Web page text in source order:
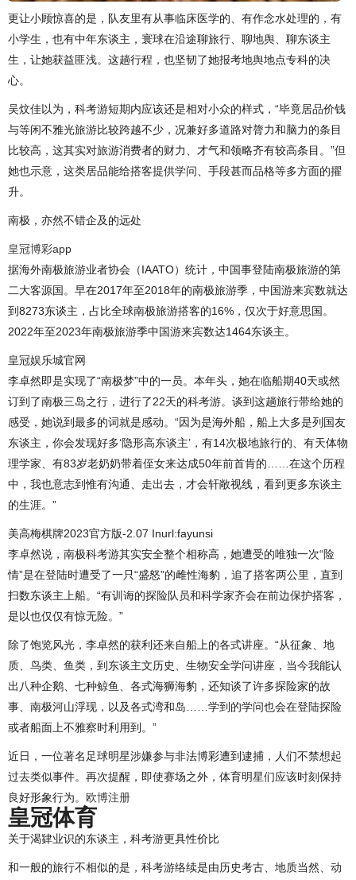
更让小顾惊喜的是，队友里有从事临床医学的、有作念水处理的，有
小学生，也有中年东谈主，寰球在沿途聊旅行、聊地舆、聊东谈主
生，让她获益匪浅。这趟行程，也坚韧了她报考地舆地点专科的决
心。
吴炆佳以为，科考游短期内应该还是相对小众的样式，“毕竟居品价钱
与等闲不雅光旅游比较跨越不少，况兼好多道路对膂力和脑力的条目
比较高，这其实对旅游消费者的财力、才气和领略齐有较高条目。”但
她也示意，这类居品能给搭客提供学问、手段甚而品格等多方面的擢
升。
南极，亦然不错企及的远处
皇冠博彩app
据海外南极旅游业者协会（IAATO）统计，中国事登陆南极旅游的第
二大客源国。早在2017年至2018年的南极旅游季，中国游来宾数就达
到8273东谈主，占比全球南极旅游搭客的16%，仅次于好意思国。
2022年至2023年南极旅游季中国游来宾数达1464东谈主。
皇冠娱乐城官网
李卓然即是实现了“南极梦”中的一员。本年头，她在临船期40天或然
订到了南极三岛之行，进行了22天的科考游。谈到这趟旅行带给她的
感受，她说到最多的词就是感动。“因为是海外船，船上大多是列国友
东谈主，你会发现好多‘隐形高东谈主’，有14次极地旅行的、有天体物
理学家、有83岁老奶奶带着侄女来达成50年前首肯的……在这个历程
中，我也意志到惟有沟通、走出去，才会轩敞视线，看到更多东谈主
的生涯。”
美高梅棋牌2023官方版-2.07 Inurl:fayunsi
李卓然说，南极科考游其实安全整个相称高，她遭受的唯独一次“险
情”是在登陆时遭受了一只“盛怒”的雌性海豹，追了搭客两公里，直到
扫数东谈主上船。“有训诲的探险队员和科学家齐会在前边保护搭客，
是以也仅仅有惊无险。”
除了饱览风光，李卓然的获利还来自船上的各式讲座。“从征象、地
质、鸟类、鱼类，到东谈主文历史、生物安全学问讲座，当今我能认
出八种企鹅、七种鲸鱼、各式海狮海豹，还知谈了许多探险家的故
事、南极河山浮现，以及各式湾和岛……学到的学问也会在登陆探险
或者船面上不雅察时利用到。”
近日，一位著名足球明星涉嫌参与非法博彩遭到逮捕，人们不禁想起
过去类似事件。再次提醒，即使赛场之外，体育明星们应该时刻保持
良好形象行为。 欧博注册
皇冠体育
关于渴肄业识的东谈主，科考游更具性价比
和一般的旅行不相似的是，科考游络续是由历史考古、地质当然、动